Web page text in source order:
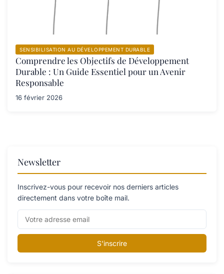
SENSIBILISATION AU DÉVELOPPEMENT DURABLE
Comprendre les Objectifs de Développement
Durable : Un Guide Essentiel pour un Avenir
Responsable
16 février 2026
Newsletter
Inscrivez-vous pour recevoir nos derniers articles
directement dans votre boîte mail.
S'inscrire